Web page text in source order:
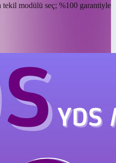
modülü seç; %100 garantiyle